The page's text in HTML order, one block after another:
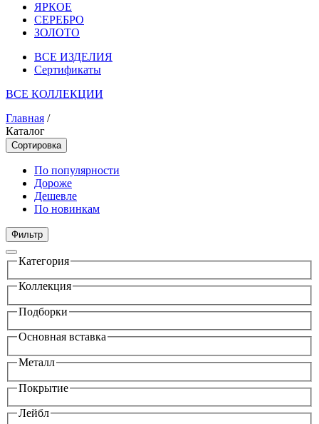
ЯРКОЕ
СЕРЕБРО
ЗОЛОТО
ВСЕ ИЗДЕЛИЯ
Сертификаты
ВСЕ КОЛЛЕКЦИИ
Главная /
Каталог
Сортировка
По популярности
Дороже
Дешевле
По новинкам
Фильтр
Категория
Коллекция
Подборки
Основная вставка
Металл
Покрытие
Лейбл